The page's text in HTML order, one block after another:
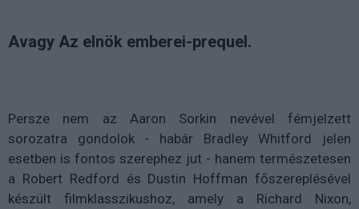
Avagy Az elnök emberei-prequel.
Persze nem az Aaron Sorkin nevével fémjelzett
sorozatra gondolok - habár Bradley Whitford jelen
esetben is fontos szerephez jut - hanem természetesen
a Robert Redford és Dustin Hoffman főszereplésével
készült filmklasszikushoz, amely a Richard Nixon,